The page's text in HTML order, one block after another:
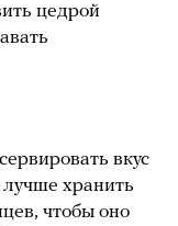
цедрой
вкус
лучше хранить
чтобы оно